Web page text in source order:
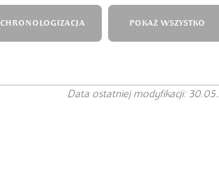
CHRONOLOGIZACJA POKAŻ WSZYSTKO
Data ostatniej modyfikacji: